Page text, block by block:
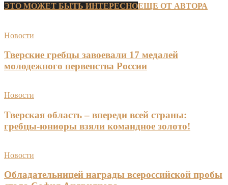
ЭТО МОЖЕТ БЫТЬ ИНТЕРЕСНОЕЩЕ ОТ АВТОРА
Новости
Тверские гребцы завоевали 17 медалей
молодежного первенства России
Новости
Тверская область – впереди всей страны:
гребцы-юниоры взяли командное золото!
Новости
Обладательницей награды всероссийской пробы